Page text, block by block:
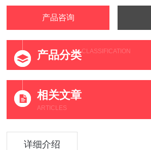
产品咨询
产品分类CLASSIFICATION
相关文章
ARTICLES
详细介绍